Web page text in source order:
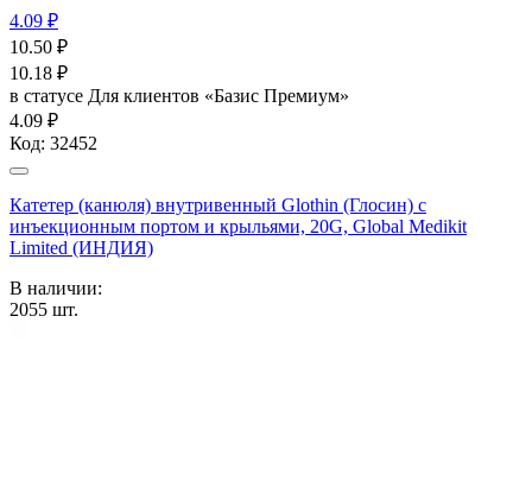
4.09 ₽
10.50 ₽
10.18 ₽
в статусе Для клиентов «Базис Премиум»
4.09 ₽
Код: 32452
Катетер (канюля) внутривенный Glothin (Глосин) с
инъекционным портом и крыльями, 20G, Global Medikit
Limited (ИНДИЯ)
В наличии:
2055 шт.